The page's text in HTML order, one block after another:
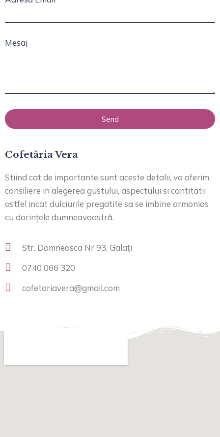
Mesaj
Send
Cofetăria Vera
Stiind cat de importante sunt aceste detalii, va oferim
consiliere in alegerea gustului, aspectului si cantitatii
astfel incat dulciurile pregatite sa se imbine armonios
cu dorințele dumneavoastră.
Str. Domneasca Nr 93, Galați
0740 066 320
cofetariavera@gmail.com